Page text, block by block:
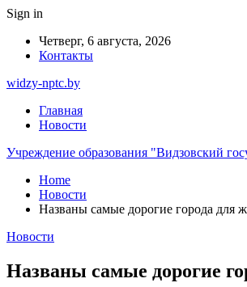
Sign in
Четверг, 6 августа, 2026
Контакты
widzy-nptc.by
Главная
Новости
Учреждение образования "Видзовский
Home
Новости
Названы самые дорогие города для
Новости
Названы самые дорогие